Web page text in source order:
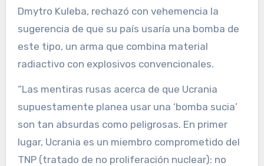
Dmytro Kuleba, rechazó con vehemencia la
sugerencia de que su país usaría una bomba de
este tipo, un arma que combina material
radiactivo con explosivos convencionales.
“Las mentiras rusas acerca de que Ucrania
supuestamente planea usar una ‘bomba sucia’
son tan absurdas como peligrosas. En primer
lugar, Ucrania es un miembro comprometido del
TNP (tratado de no proliferación nuclear): no